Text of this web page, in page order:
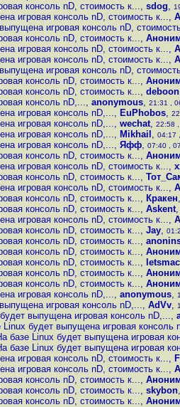
консоль nD, стоимость к..., sdog,
игровая консоль nD, стоимость к...,
игровая консоль nD,
консоль nD, стоимость к...,
игровая консоль nD, стоимость к...,
игровая консоль nD, стоимость к...,
игровая консоль nD,
консоль nD, стоимость к...,
консоль nD, стоимость к..., deboon
консоль nD,..., anonymous, 21:31 ,
игровая консоль nD,..., EuPhobos,
игровая консоль nD,..., wechat, 22:58
игровая консоль nD,..., Mikhail , 04:17
игровая консоль nD,..., Яфф, 07:40 ,
консоль nD, стоимость к...,
игровая консоль nD, стоимость к...,
консоль nD, стоимость к...,
игровая консоль nD, стоимость к...,
консоль nD, стоимость к..., Кракен,
консоль nD, стоимость к..., Askent,
игровая консоль nD, стоимость к...,
консоль nD, стоимость к..., Jay,
консоль nD, стоимость к...,
консоль nD, стоимость к...,
консоль nD, стоимость к..., letsmac
консоль nD, стоимость к...,
консоль nD, стоимость к...,
игровая консоль nD,..., anonymous,
игровая консоль nD,..., AdVv,
выпущена игровая консоль nD,...,
Linux будет выпущена игровая консоль
базе Linux будет выпущена игровая
базе Linux будет выпущена игровая
игровая консоль nD, стоимость к...,
игровая консоль nD, стоимость к...,
консоль nD, стоимость к...,
консоль nD, стоимость к..., skybon,
консоль nD, стоимость к...,